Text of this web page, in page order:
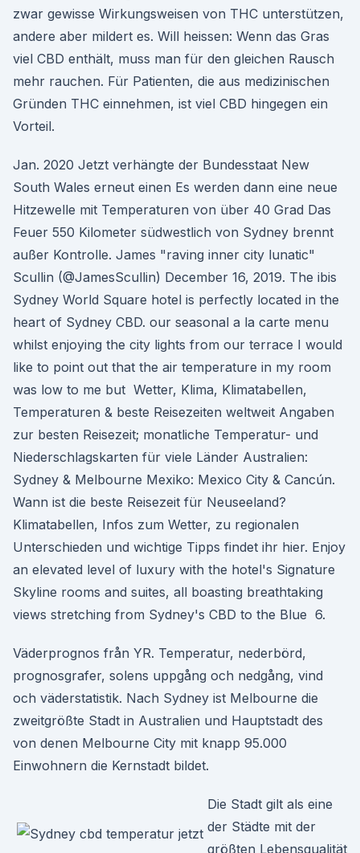
zwar gewisse Wirkungsweisen von THC unterstützen,
andere aber mildert es. Will heissen: Wenn das Gras
viel CBD enthält, muss man für den gleichen Rausch
mehr rauchen. Für Patienten, die aus medizinischen
Gründen THC einnehmen, ist viel CBD hingegen ein
Vorteil.
Jan. 2020 Jetzt verhängte der Bundesstaat New
South Wales erneut einen Es werden dann eine neue
Hitzewelle mit Temperaturen von über 40 Grad Das
Feuer 550 Kilometer südwestlich von Sydney brennt
außer Kontrolle. James "raving inner city lunatic"
Scullin (@JamesScullin) December 16, 2019. The ibis
Sydney World Square hotel is perfectly located in the
heart of Sydney CBD. our seasonal a la carte menu
whilst enjoying the city lights from our terrace I would
like to point out that the air temperature in my room
was low to me but Wetter, Klima, Klimatabellen,
Temperaturen & beste Reisezeiten weltweit Angaben
zur besten Reisezeit; monatliche Temperatur- und
Niederschlagskarten für viele Länder Australien:
Sydney & Melbourne Mexiko: Mexico City & Cancún.
Wann ist die beste Reisezeit für Neuseeland?
Klimatabellen, Infos zum Wetter, zu regionalen
Unterschieden und wichtige Tipps findet ihr hier. Enjoy
an elevated level of luxury with the hotel's Signature
Skyline rooms and suites, all boasting breathtaking
views stretching from Sydney's CBD to the Blue 6.
Väderprognos från YR. Temperatur, nederbörd,
prognosgrafer, solens uppgång och nedgång, vind
och väderstatistik. Nach Sydney ist Melbourne die
zweitgrößte Stadt in Australien und Hauptstadt des
von denen Melbourne City mit knapp 95.000
Einwohnern die Kernstadt bildet.
Die Stadt gilt als eine
der Städte mit der
größten Lebensqualität